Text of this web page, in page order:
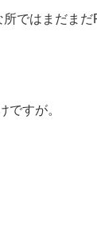
所ではまだま
ですが。